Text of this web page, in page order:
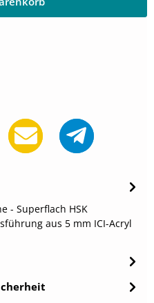
- Superflach HSK
aus 5 mm ICI-Acryl